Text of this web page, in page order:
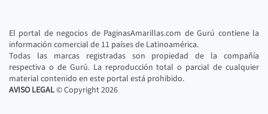
El portal de negocios de PaginasAmarillas.com de Gurú contiene la
información comercial de 11 países de Latinoamérica.
Todas las marcas registradas son propiedad de la compañía
respectiva o de Gurú. La reproducción total o parcial de cualquier
material contenido en este portal está prohibido.
AVISO LEGAL© Copyright2026